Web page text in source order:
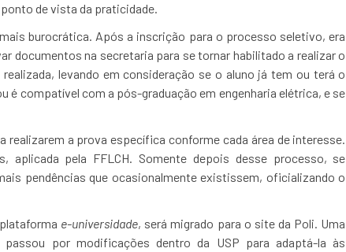
de vista da praticidade.
burocrática. Após a inscrição para o processo seletivo, era
documentos na secretaria para se tornar habilitado a realizar o
levando em consideração se o aluno já tem ou terá o
é compatível com a pós-graduação em engenharia elétrica, e se
a prova específica conforme cada área de interesse.
pela FFLCH. Somente depois desse processo, se
pendências que ocasionalmente existissem, oficializando o
e-universidade, será migrado para o site da Poli. Uma
por modificações dentro da USP para adaptá-la às